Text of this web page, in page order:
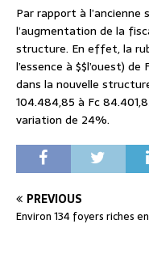
Par rapport à
l’augmentation de la
structure. En effet, la
l’essence à $$l’ouest)
dans la nouvelle
104.484,85 à Fc
variation de 24%.
PREVIOUS
Environ 134 foyers riches